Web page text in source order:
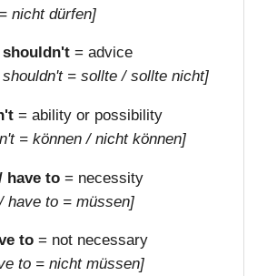
nicht dürfen]
= advice
= sollte / sollte nicht]
= ability or possibility
= können / nicht können]
have to= necessity
have to = müssen]
to= not necessary
to = nicht müssen]